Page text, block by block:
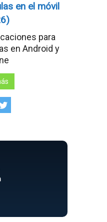
en el móvil
para
en Android y